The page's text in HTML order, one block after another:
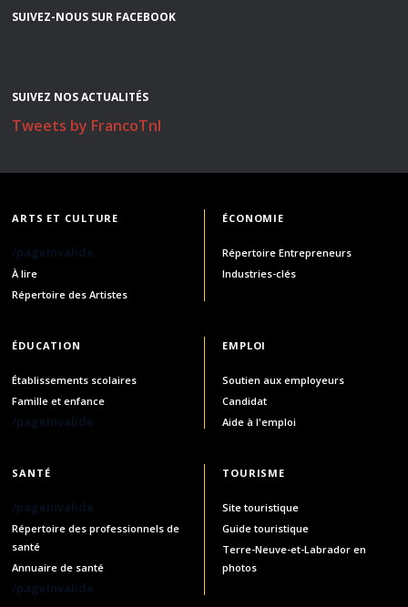
SUIVEZ-NOUS SUR FACEBOOK
SUIVEZ NOS ACTUALITÉS
Tweets by FrancoTnl
ARTS ET CULTURE
/pageInvalide
À lire
Répertoire des Artistes
ÉCONOMIE
Répertoire Entrepreneurs
Industries-clés
ÉDUCATION
Établissements scolaires
Famille et enfance
/pageInvalide
EMPLOI
Soutien aux employeurs
Candidat
Aide à l'emploi
SANTÉ
/pageInvalide
Répertoire des professionnels de
santé
Annuaire de santé
/pageInvalide
TOURISME
Site touristique
Guide touristique
Terre-Neuve-et-Labrador en
photos